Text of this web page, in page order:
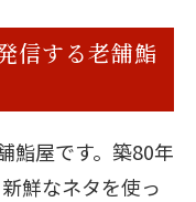
信する老舗鮨
鮨屋です。築80年
鮮なネタを使っ